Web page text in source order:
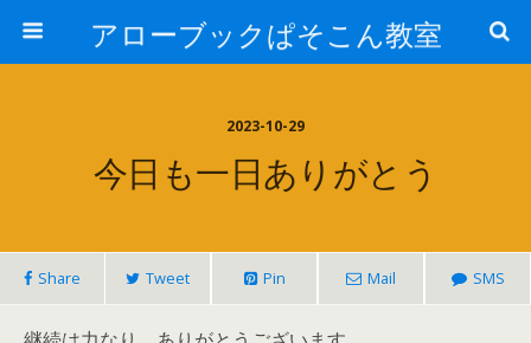
アローブックぱそこん教室
2023-10-29
今日も一日ありがとう
Share Tweet Pin Mail SMS